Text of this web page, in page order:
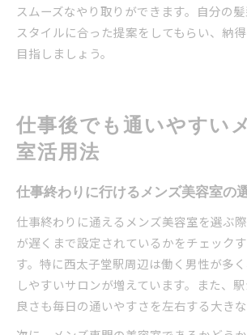
スムーズなやり取りができます。自分の
スタイルに合った提案をしてもらい、納
目指しましょう。
仕事後でも通いやすい
室活用法
仕事終わりに行けるメンズ美容室の
仕事終わりに通えるメンズ美容室を選ぶ
が遅くまで設定されているかをチェック
す。特に西太子堂駅周辺は働く男性が多
しやすいサロンが増えています。また、
良さも毎日の通いやすさを左右する大きな